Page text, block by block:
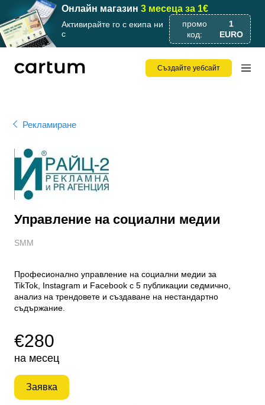
Онлайн магазин 3 месеца за 1€
Активирайте го с екипа ни
с
промо
код:
1
EURO
Създайте уебсайт
Рекламиране
Управление на социални медии
SMM
Професионално управление на социални медии за
TikTok, Instagram и Facebook с 5 публикации седмично,
анализ на трендовете и създаване на нестандартно
съдържание.
€280
на месец
Заявка